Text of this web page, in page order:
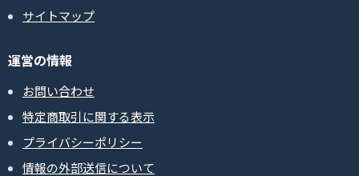
サイトマップ
運営の情報
お問い合わせ
特定商取引に関する表示
プライバシーポリシー
情報の外部送信について